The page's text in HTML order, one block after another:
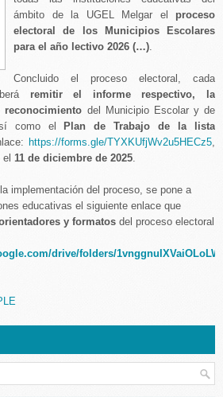
ámbito de la UGEL Melgar el proceso
electoral de los Municipios Escolares
para el año lectivo 2026 (…).
Concluido el proceso electoral, cada
remitir el informe respectivo, la
reconocimiento del Municipio Escolar y de
como el
Plan de Trabajo de la lista
https://forms.gle/TYXKUfjWv2u5HECz5,
11 de diciembre de 2025.
implementación del proceso, se pone a
educativas el siguiente enlace que
y formatos del proceso electoral
drive/folders/